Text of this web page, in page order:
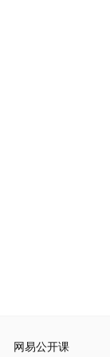
网易公开课